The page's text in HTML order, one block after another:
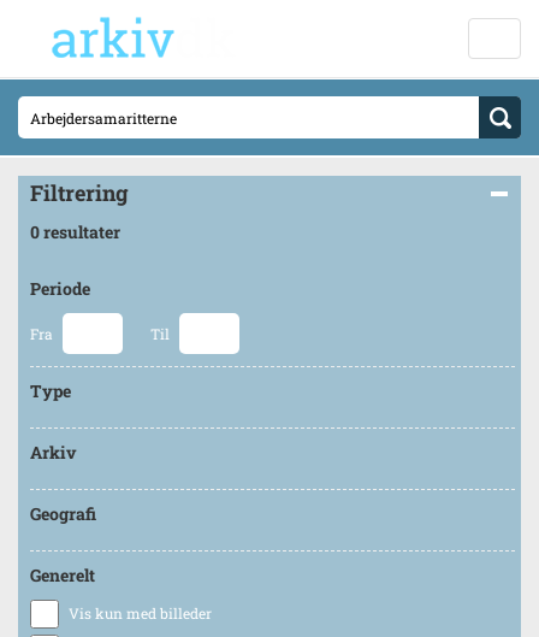
Filtrering
0 resultater
Periode
Fra Til
Type
Arkiv
Geografi
Generelt
Vis kun med billeder